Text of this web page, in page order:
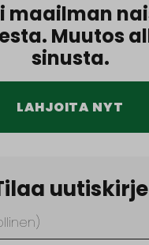
maailman
Muutos
sinusta.
LAHJOITA NYT
uutiskirje